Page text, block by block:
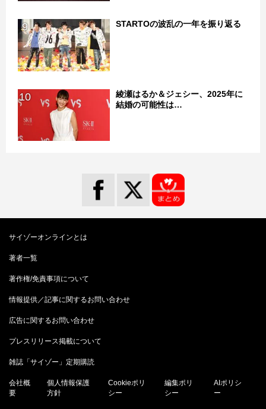
9 STARTOの波乱の一年を振り返る
10
綾瀬はるか＆ジェシー、2025年に
結婚の可能性は…
サイゾーオンラインとは
著者一覧
著作権/免責事項について
情報提供／記事に関するお問い合わせ
広告に関するお問い合わせ
プレスリリース掲載について
雑誌「サイゾー」定期購読
会社概
要
個人情報保護
方針
Cookieポリ
シー
編集ポリ
シー
AIポリシ
ー